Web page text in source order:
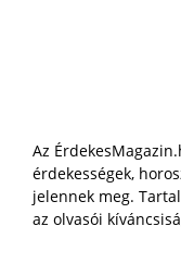
Az
érdekességek,
jelennek meg.
az olvasói